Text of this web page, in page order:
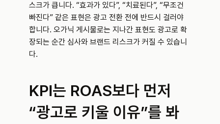
스크가 큽니다. “효과가 있다”, “치료된다”, “무조건
빠진다” 같은 표현은 광고 전환 전에 반드시 걸러야
합니다. 오가닉 게시물로는 지나간 표현도 광고로 확
장되는 순간 심사와 브랜드 리스크가 커질 수 있습니
다.
KPI는 ROAS보다 먼저
“광고로 키울 이유”를 봐